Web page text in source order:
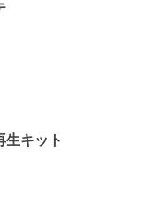
生キット